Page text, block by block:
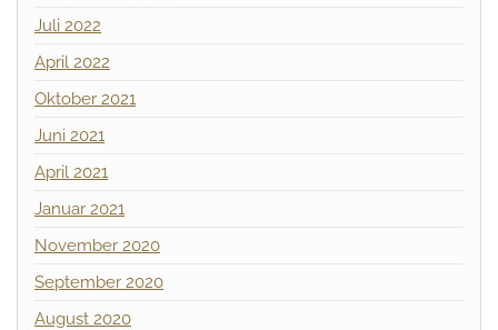
Juli 2022
April 2022
Oktober 2021
Juni 2021
April 2021
Januar 2021
November 2020
September 2020
August 2020